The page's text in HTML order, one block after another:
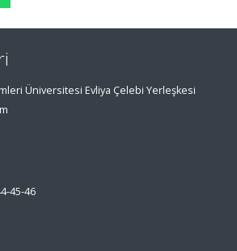
Üniversitesi Evliya Çelebi Yerleşkesi
45-46